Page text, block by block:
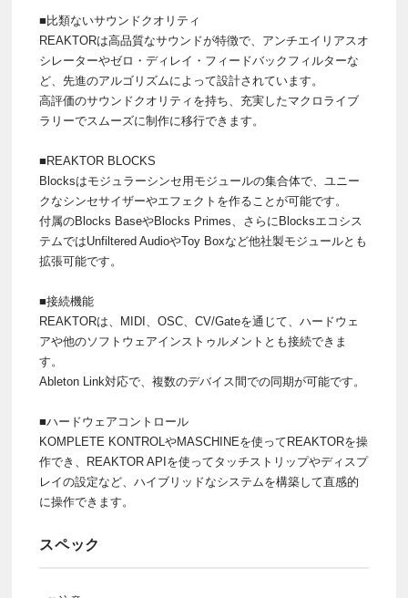
■比類ないサウンドクオリティ
REAKTORは高品質なサウンドが特徴で、アンチエイリアスオ
シレーターやゼロ・ディレイ・フィードバックフィルターな
ど、先進のアルゴリズムによって設計されています。
高評価のサウンドクオリティを持ち、充実したマクロライブ
ラリーでスムーズに制作に移行できます。
■REAKTOR BLOCKS
Blocksはモジュラーシンセ用モジュールの集合体で、ユニー
クなシンセサイザーやエフェクトを作ることが可能です。
付属のBlocks BaseやBlocks Primes、さらにBlocksエコシス
テムではUnfiltered AudioやToy Boxなど他社製モジュールとも
拡張可能です。
■接続機能
REAKTORは、MIDI、OSC、CV/Gateを通じて、ハードウェ
アや他のソフトウェアインストゥルメントとも接続できま
す。
Ableton Link対応で、複数のデバイス間での同期が可能です。
■ハードウェアコントロール
KOMPLETE KONTROLやMASCHINEを使ってREAKTORを操
作でき、REAKTOR APIを使ってタッチストリップやディスプ
レイの設定など、ハイブリッドなシステムを構築して直感的
に操作できます。
スペック